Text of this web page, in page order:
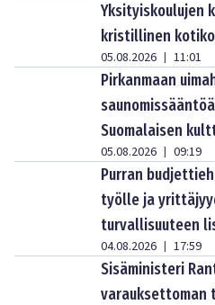
Yksityiskoulujen
kristillinen
05.08.2026 | 11:01
Pirkanmaan
Suomalaisen
05.08.2026 | 09:19
Purran
työlle ja
turvallisuuteen
04.08.2026 | 17:59
Sisäministeri
varauksettoman